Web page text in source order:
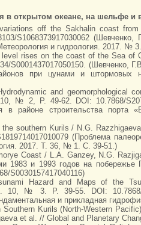
открытом океане, на шельфе и
off the Sakhalin coast
S1068373917030062
и гидрология. 2017. №
rises on the coast of the Sea
S0001437017050150. (Шевченко,
при цунами и
and geomorphological
№ 2, P. 49-62. DOI: 10.7868/
в районе строительства
southern Kurils / N.G.
(Проблема
2017. Т. 36, № 1. С. 39-51.)
Coast / L.A. Ganzey, N.G.
1983 и 1993 годов на
S0030157417040116)
Hazard and Maps of the
10, № 3. P. 39-55. DOI: 10.7868/
и прикладная
Kurils (North-Western
et al. // Global and Planetary